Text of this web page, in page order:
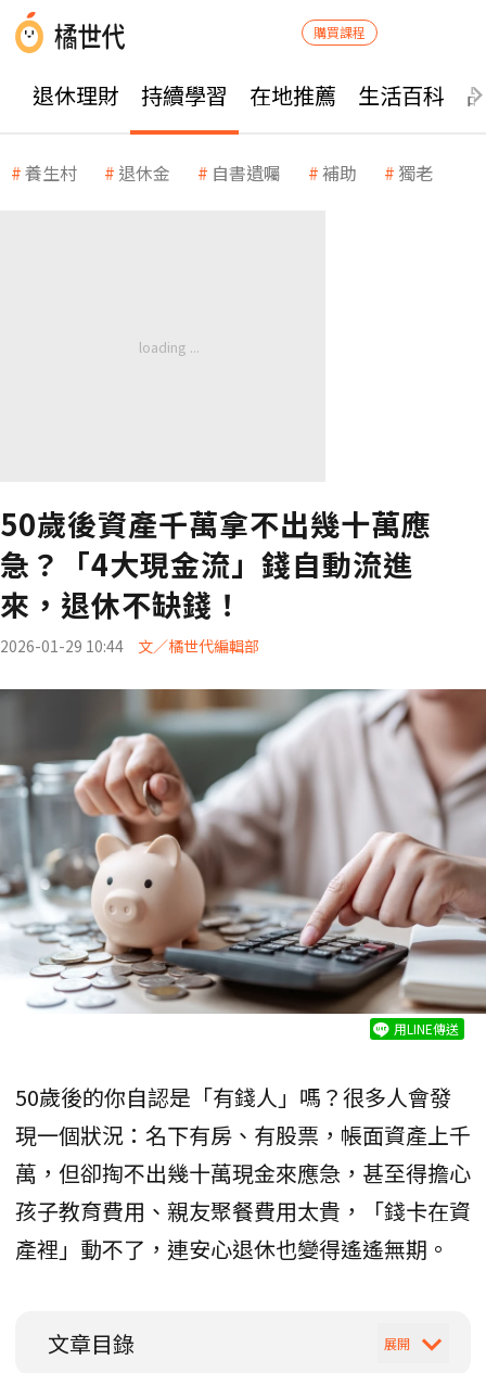
購買課程
退休理財 持續學習 在地推薦 生活百科
養生村 退休金 自書遺囑 補助 獨老
50歲後資產千萬拿不出幾十萬應
急？「4大現金流」錢自動流進
來，退休不缺錢！
2026-01-29 10:44 文／橘世代編輯部
用LINE傳送
50歲後的你自認是「有錢人」嗎？很多人會發
現一個狀況：名下有房、有股票，帳面資產上千
萬，但卻掏不出幾十萬現金來應急，甚至得擔心
孩子教育費用、親友聚餐費用太貴，「錢卡在資
產裡」動不了，連安心退休也變得遙遙無期。
文章目錄